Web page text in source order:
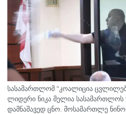
სასამართლომ “კოალიცია
ლიდერი ნიკა მელია სასამართლოს
დამნაშავედ ცნო. მოსამართლე